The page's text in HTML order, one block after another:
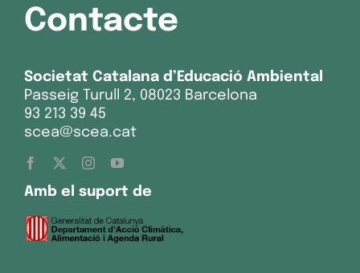
Contacte
Societat Catalana d’Educació Ambiental
Passeig Turull 2, 08023 Barcelona
93 213 39 45
scea@scea.cat
Amb el suport de